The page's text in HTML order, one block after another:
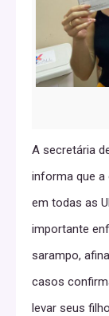
A secretária
informa que a
em todas as
importante
sarampo,
casos
levar seus